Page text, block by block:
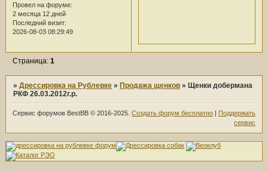
Провел на форуме:
2 месяца 12 дней
Последний визит:
2026-08-03 08:29:49
Страница:1
»Дрессировка на Рублевке » Продажа щенков » Щенки добермана
РКФ 26.03.2012г.р.
Сервис форумов BestBB © 2016-2025.Создать форум бесплатно | Поддержать
сервис